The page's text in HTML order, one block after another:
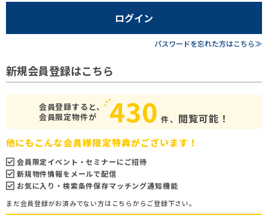
ログイン
パスワードを忘れた方はこちら≫
新規会員登録はこちら
会員登録すると、
会員限定物件が
430 件、 閲覧可能！
他にもこんな会員様限定特典がございます！
会員限定イベント・セミナーにご招待
新規物件情報をメールで配信
お気に入り・検索条件保存マッチング通知機能
まだ会員登録がお済みでない方はこちらからご登録下さい。